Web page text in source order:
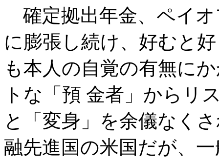
確定拠出年金、ペイ
に膨張し続け、好むと
も本人の自覚の有無に
トな「預 金者」からリ
と「変身」を余儀なく
融先進国の米国だが、